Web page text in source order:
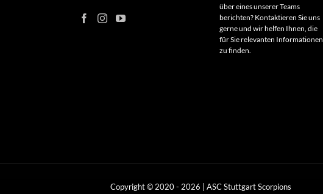
über eines unserer Teams
berichten? Kontaktieren Sie uns
gerne und wir helfen Ihnen, die
für Sie relevanten Informationen
zu finden.
Copyright © 2020 -2026 | ASC Stuttgart Scorpions